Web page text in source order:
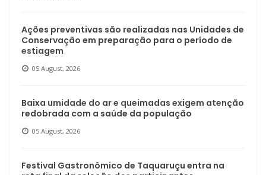
Ações preventivas são realizadas nas Unidades de
Conservação em preparação para o período de
estiagem
05 August, 2026
Baixa umidade do ar e queimadas exigem atenção
redobrada com a saúde da população
05 August, 2026
Festival Gastronômico de Taquaruçu entra na